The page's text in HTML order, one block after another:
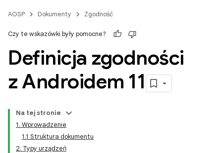
AOSP Dokumenty Zgodność
Czy te wskazówki były pomocne?
Definicja zgodności
z Androidem 11
Na tej stronie
1. Wprowadzenie
1.1 Struktura dokumentu
2. Typy urządzeń